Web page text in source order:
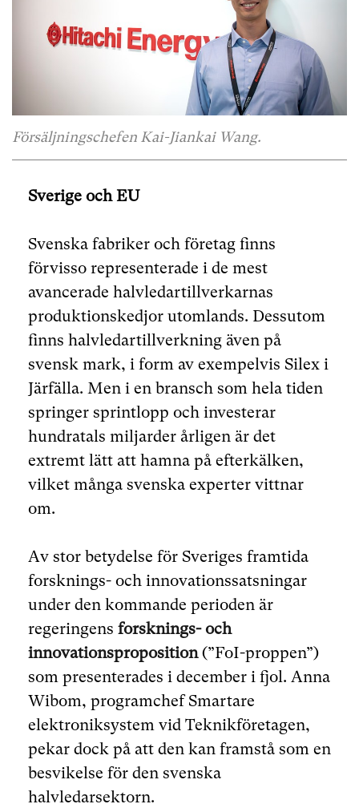
Försäljningschefen Kai-Jiankai Wang.
Sverige och EU
Svenska fabriker och företag finns
förvisso representerade i de mest
avancerade halvledartillverkarnas
produktionskedjor utomlands. Dessutom
finns halvledartillverkning även på
svensk mark, i form av exempelvis Silex i
Järfälla. Men i en bransch som hela tiden
springer sprintlopp och investerar
hundratals miljarder årligen är det
extremt lätt att hamna på efterkälken,
vilket många svenska experter vittnar
om.
Av stor betydelse för Sveriges framtida
forsknings- och innovationssatsningar
under den kommande perioden är
regeringens forsknings- och
innovationsproposition(”FoI-proppen”)
som presenterades i december i fjol. Anna
Wibom, programchef Smartare
elektroniksystem vid Teknikföretagen,
pekar dock på att den kan framstå som en
besvikelse för den svenska
halvledarsektorn.